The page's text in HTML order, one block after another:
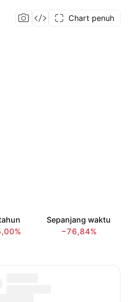
Chart penuh
Sepanjang waktu
−76,84%